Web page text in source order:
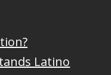
Latino